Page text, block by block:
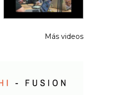
Más videos